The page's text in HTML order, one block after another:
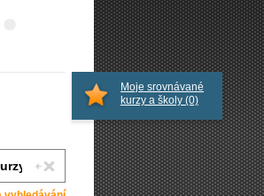
Moje srovnávané
kurzy a školy (0)